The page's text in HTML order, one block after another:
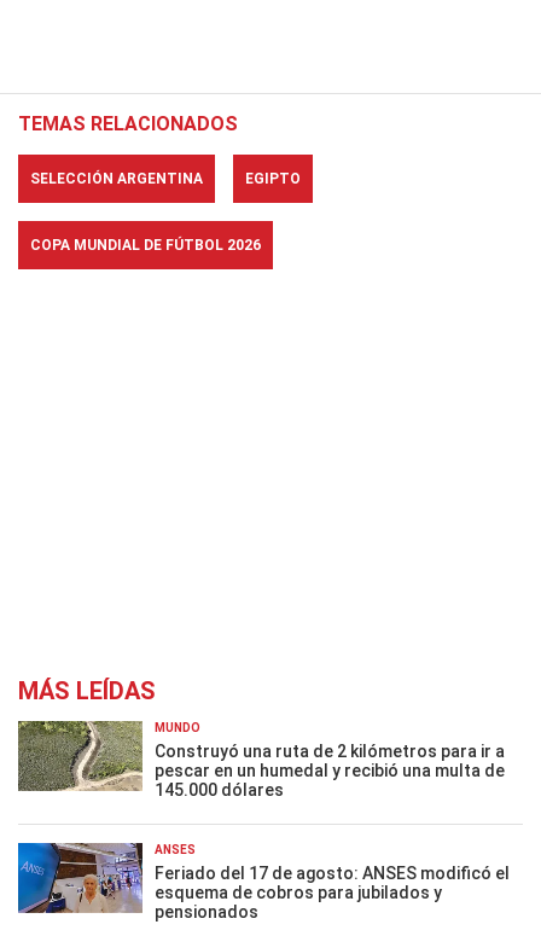
TEMAS RELACIONADOS
SELECCIÓN ARGENTINA EGIPTO
COPA MUNDIAL DE FÚTBOL 2026
MÁS LEÍDAS
MUNDO
Construyó una ruta de 2 kilómetros para ir a
pescar en un humedal y recibió una multa de
145.000 dólares
ANSES
Feriado del 17 de agosto: ANSES modificó el
esquema de cobros para jubilados y
pensionados